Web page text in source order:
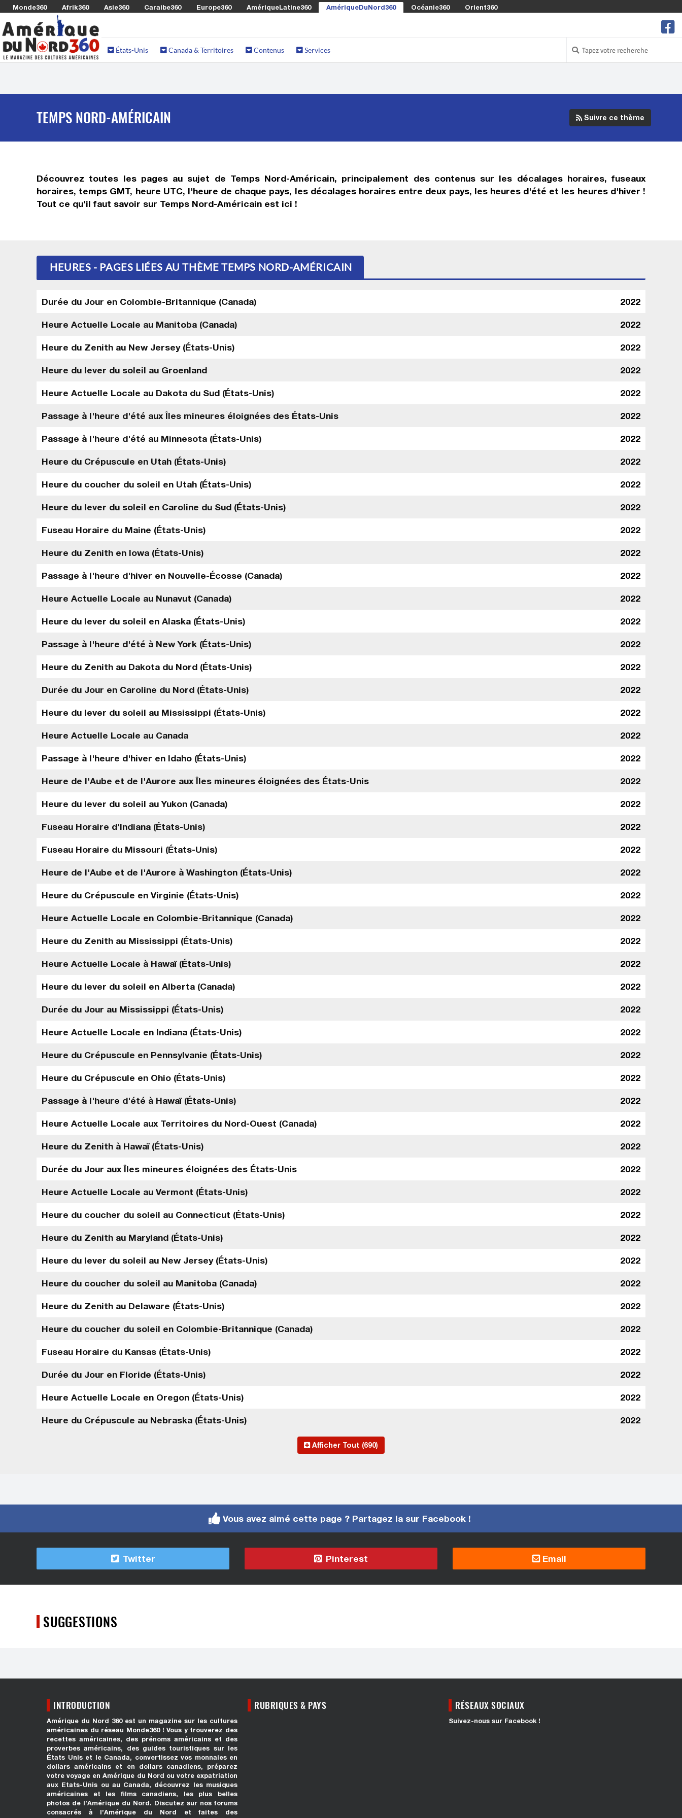
Monde360 Afrik360 Asie360 Caraibe360 Europe360 AmériqueLatine360 AmériqueDuNord360 Océanie360 Orient360
États-Unis Canada & Territoires Contenus Services
TEMPS NORD-AMÉRICAIN Suivre ce thème
Découvrez toutes les pages au sujet de Temps Nord-Américain, principalement des contenus sur les décalages horaires, fuseaux
horaires, temps GMT, heure UTC, l'heure de chaque pays, les décalages horaires entre deux pays, les heures d'été et les heures d'hiver !
Tout ce qu'il faut savoir sur Temps Nord-Américain est ici !
HEURES - PAGES LIÉES AU THÈME TEMPS NORD-AMÉRICAIN
Durée du Jour en Colombie-Britannique (Canada) 2022
Heure Actuelle Locale au Manitoba (Canada) 2022
Heure du Zenith au New Jersey (États-Unis) 2022
Heure du lever du soleil au Groenland 2022
Heure Actuelle Locale au Dakota du Sud (États-Unis) 2022
Passage à l'heure d'été aux Îles mineures éloignées des États-Unis 2022
Passage à l'heure d'été au Minnesota (États-Unis) 2022
Heure du Crépuscule en Utah (États-Unis) 2022
Heure du coucher du soleil en Utah (États-Unis) 2022
Heure du lever du soleil en Caroline du Sud (États-Unis) 2022
Fuseau Horaire du Maine (États-Unis) 2022
Heure du Zenith en Iowa (États-Unis) 2022
Passage à l'heure d'hiver en Nouvelle-Écosse (Canada) 2022
Heure Actuelle Locale au Nunavut (Canada) 2022
Heure du lever du soleil en Alaska (États-Unis) 2022
Passage à l'heure d'été à New York (États-Unis) 2022
Heure du Zenith au Dakota du Nord (États-Unis) 2022
Durée du Jour en Caroline du Nord (États-Unis) 2022
Heure du lever du soleil au Mississippi (États-Unis) 2022
Heure Actuelle Locale au Canada 2022
Passage à l'heure d'hiver en Idaho (États-Unis) 2022
Heure de l'Aube et de l'Aurore aux Îles mineures éloignées des États-Unis 2022
Heure du lever du soleil au Yukon (Canada) 2022
Fuseau Horaire d'Indiana (États-Unis) 2022
Fuseau Horaire du Missouri (États-Unis) 2022
Heure de l'Aube et de l'Aurore à Washington (États-Unis) 2022
Heure du Crépuscule en Virginie (États-Unis) 2022
Heure Actuelle Locale en Colombie-Britannique (Canada) 2022
Heure du Zenith au Mississippi (États-Unis) 2022
Heure Actuelle Locale à Hawaï (États-Unis) 2022
Heure du lever du soleil en Alberta (Canada) 2022
Durée du Jour au Mississippi (États-Unis) 2022
Heure Actuelle Locale en Indiana (États-Unis) 2022
Heure du Crépuscule en Pennsylvanie (États-Unis) 2022
Heure du Crépuscule en Ohio (États-Unis) 2022
Passage à l'heure d'été à Hawaï (États-Unis) 2022
Heure Actuelle Locale aux Territoires du Nord-Ouest (Canada) 2022
Heure du Zenith à Hawaï (États-Unis) 2022
Durée du Jour aux Îles mineures éloignées des États-Unis 2022
Heure Actuelle Locale au Vermont (États-Unis) 2022
Heure du coucher du soleil au Connecticut (États-Unis) 2022
Heure du Zenith au Maryland (États-Unis) 2022
Heure du lever du soleil au New Jersey (États-Unis) 2022
Heure du coucher du soleil au Manitoba (Canada) 2022
Heure du Zenith au Delaware (États-Unis) 2022
Heure du coucher du soleil en Colombie-Britannique (Canada) 2022
Fuseau Horaire du Kansas (États-Unis) 2022
Durée du Jour en Floride (États-Unis) 2022
Heure Actuelle Locale en Oregon (États-Unis) 2022
Heure du Crépuscule au Nebraska (États-Unis) 2022
Afficher Tout (690)
Vous avez aimé cette page ? Partagez la sur Facebook !
Twitter Pinterest Email
SUGGESTIONS
INTRODUCTION
Amérique du Nord 360 est un magazine sur les cultures
américaines du réseau Monde360 ! Vous y trouverez des
recettes américaines, des prénoms américains et des
proverbes américains, des guides touristiques sur les
États Unis et le Canada, convertissez vos monnaies en
dollars américains et en dollars canadiens, préparez
votre voyage en Amérique du Nord ou votre expatriation
aux Etats-Unis ou au Canada, découvrez les musiques
américaines et les films canadiens, les plus belles
photos de l’Amérique du Nord. Discutez sur nos forums
consacrés à l’Amérique du Nord et faites des
RUBRIQUES & PAYS RÉSEAUX SOCIAUX
Suivez-nous sur Facebook !